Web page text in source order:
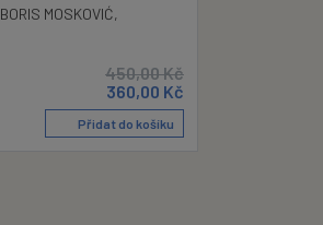
BORIS MOSKOVIĆ,
450,00Kč
360,00 Kč
Přidat do košíku